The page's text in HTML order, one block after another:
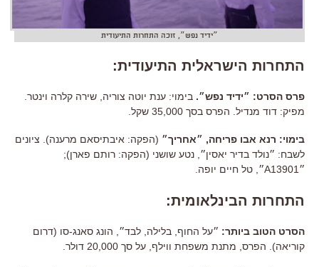
״ידיד נפש״, זוכה התחרות התיעודית
התחרות הישראלית התיעודית:
פרס הסרט: ״ידיד נפש״. בימוי: ענת יוטה צוריה, שירה קלרה וינטר.
מפיק: דוד מנדיל. הפרס בסך 35,000 שקל.
בימוי: רנא אבו פריחה, ״אחריך״ (הפקה: איבתיסאם מרענה). ציונים
לשבח: ״נולד בדיר יאסין״, נטע שושני (הפקה: רותם פארן);
״A13901״, טל חיים יופה.
התחרות הבינלאומית:
הסרט הטוב ביותר: ״על החוף, בלילה, לבד״, הונג סאנג-סו (דרום
קוריאה). הפרס, מתנת משפחת ווילף, על סך 20,000 דולר.